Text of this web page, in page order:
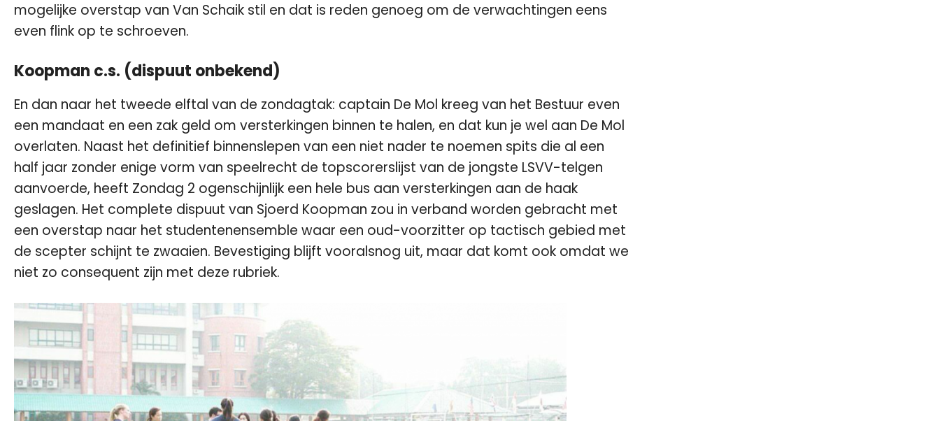
mogelijke overstap van Van Schaik stil en dat is reden genoeg om de verwachtingen eens
even flink op te schroeven.
Koopman c.s. (dispuut onbekend)
En dan naar het tweede elftal van de zondagtak: captain De Mol kreeg van het Bestuur even
een mandaat en een zak geld om versterkingen binnen te halen, en dat kun je wel aan De Mol
overlaten. Naast het definitief binnenslepen van een niet nader te noemen spits die al een
half jaar zonder enige vorm van speelrecht de topscorerslijst van de jongste LSVV-telgen
aanvoerde, heeft Zondag 2 ogenschijnlijk een hele bus aan versterkingen aan de haak
geslagen. Het complete dispuut van Sjoerd Koopman zou in verband worden gebracht met
een overstap naar het studentenensemble waar een oud-voorzitter op tactisch gebied met
de scepter schijnt te zwaaien. Bevestiging blijft vooralsnog uit, maar dat komt ook omdat we
niet zo consequent zijn met deze rubriek.